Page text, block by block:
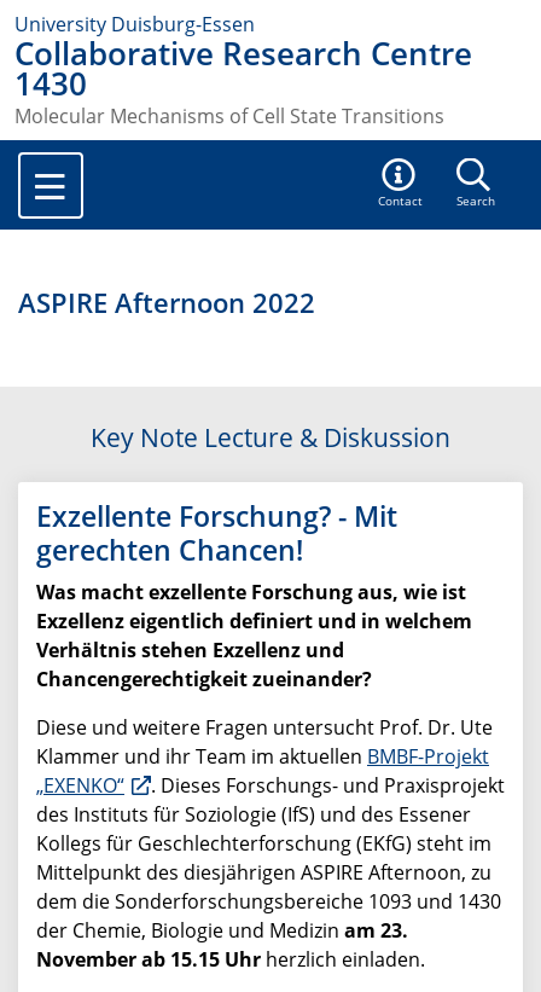
University Duisburg-Essen
Collaborative Research Centre
1430
Molecular Mechanisms of Cell State Transitions
Contact Search
ASPIRE Afternoon 2022
Key Note Lecture & Diskussion
Exzellente Forschung? - Mit
gerechten Chancen!
Was macht exzellente Forschung aus, wie ist
Exzellenz eigentlich definiert und in welchem
Verhältnis stehen Exzellenz und
Chancengerechtigkeit zueinander?
Diese und weitere Fragen untersucht Prof. Dr. Ute
Klammer und ihr Team im aktuellen BMBF-Projekt
„EXENKO“
. Dieses Forschungs- und Praxisprojekt
des Instituts für Soziologie (IfS) und des Essener
Kollegs für Geschlechterforschung (EKfG) steht im
Mittelpunkt des diesjährigen ASPIRE Afternoon, zu
dem die Sonderforschungsbereiche 1093 und 1430
der Chemie, Biologie und Medizin am 23.
November ab 15.15 Uhr herzlich einladen.